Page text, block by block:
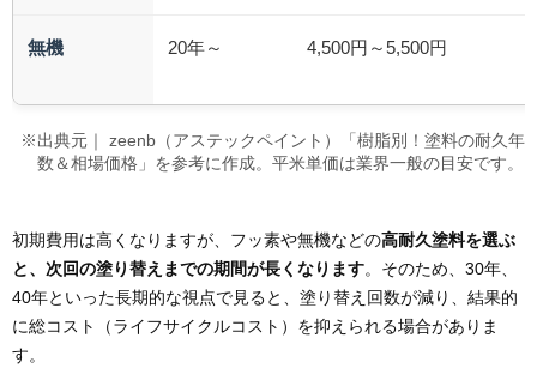
無機 20年～ 4,500円～5,500円
※出典元｜ zeenb（アステックペイント）「樹脂別！塗料の耐久年
数＆相場価格」を参考に作成。平米単価は業界一般の目安です。
初期費用は高くなりますが、フッ素や無機などの高耐久塗料を選ぶ
と、次回の塗り替えまでの期間が長くなります。そのため、30年、
40年といった長期的な視点で見ると、塗り替え回数が減り、結果的
に総コスト（ライフサイクルコスト）を抑えられる場合がありま
す。